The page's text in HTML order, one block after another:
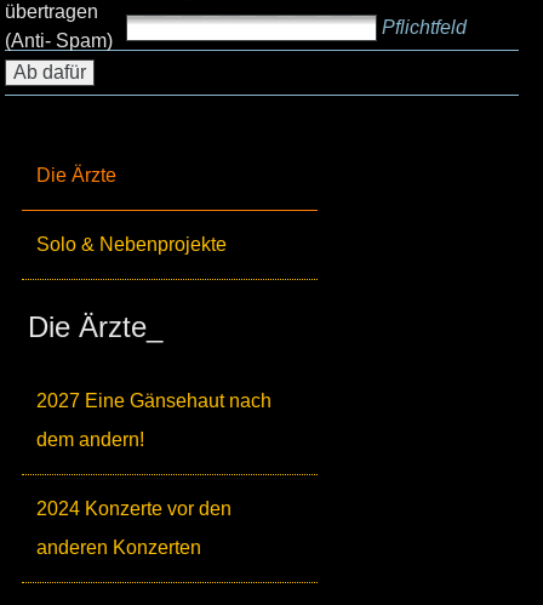
Die Ärzte
Solo & Nebenprojekte
Die Ärzte_
2027 Eine Gänsehaut nach
dem andern!
2024 Konzerte vor den
anderen Konzerten
übertragen
(Anti- Spam)
Pflichtfeld